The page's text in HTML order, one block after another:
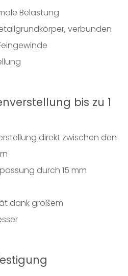
Belastung
verbunden
bis zu 1
direkt zwischen den
durch 15 mm
dank großem